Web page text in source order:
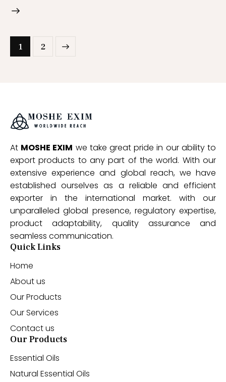
1 2
At MOSHE EXIM we take great pride in our ability to
export products to any part of the world. With our
extensive experience and global reach, we have
established ourselves as a reliable and efficient
exporter in the international market. with our
unparalleled global presence, regulatory expertise,
product adaptability, quality assurance and
seamless communication.
Quick Links
Home
About us
Our Products
Our Services
Contact us
Our Products
Essential Oils
Natural Essential Oils